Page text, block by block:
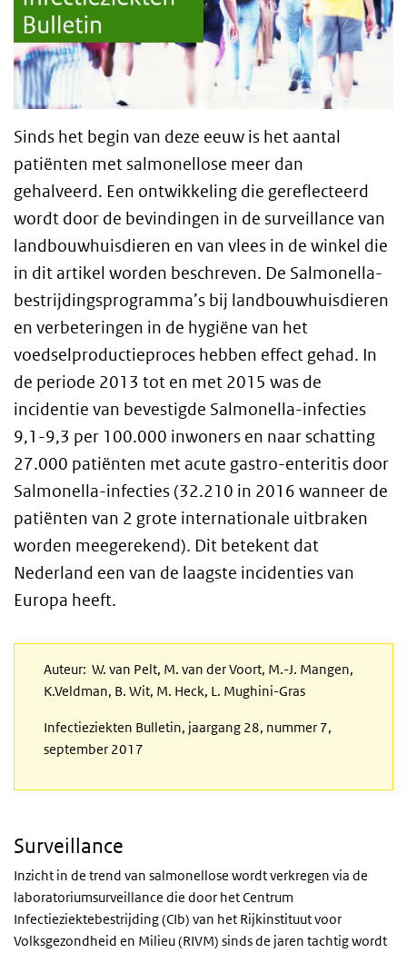
Sinds het begin van deze eeuw is het aantal
patiënten met salmonellose meer dan
gehalveerd. Een ontwikkeling die gereflecteerd
wordt door de bevindingen in de surveillance van
landbouwhuisdieren en van vlees in de winkel die
in dit artikel worden beschreven. De Salmonella-
bestrijdingsprogramma’s bij landbouwhuisdieren
en verbeteringen in de hygiëne van het
voedselproductieproces hebben effect gehad. In
de periode 2013 tot en met 2015 was de
incidentie van bevestigde Salmonella-infecties
9,1-9,3 per 100.000 inwoners en naar schatting
27.000 patiënten met acute gastro-enteritis door
Salmonella-infecties (32.210 in 2016 wanneer de
patiënten van 2 grote internationale uitbraken
worden meegerekend). Dit betekent dat
Nederland een van de laagste incidenties van
Europa heeft.
Auteur: W. van Pelt, M. van der Voort, M.-J. Mangen,
K.Veldman, B. Wit, M. Heck, L. Mughini-Gras
Infectieziekten Bulletin, jaargang 28, nummer 7,
september 2017
Surveillance
Inzicht in de trend van salmonellose wordt verkregen via de
laboratoriumsurveillance die door het Centrum
Infectieziektebestrijding (CIb) van het Rijkinstituut voor
Volksgezondheid en Milieu (RIVM) sinds de jaren tachtig wordt